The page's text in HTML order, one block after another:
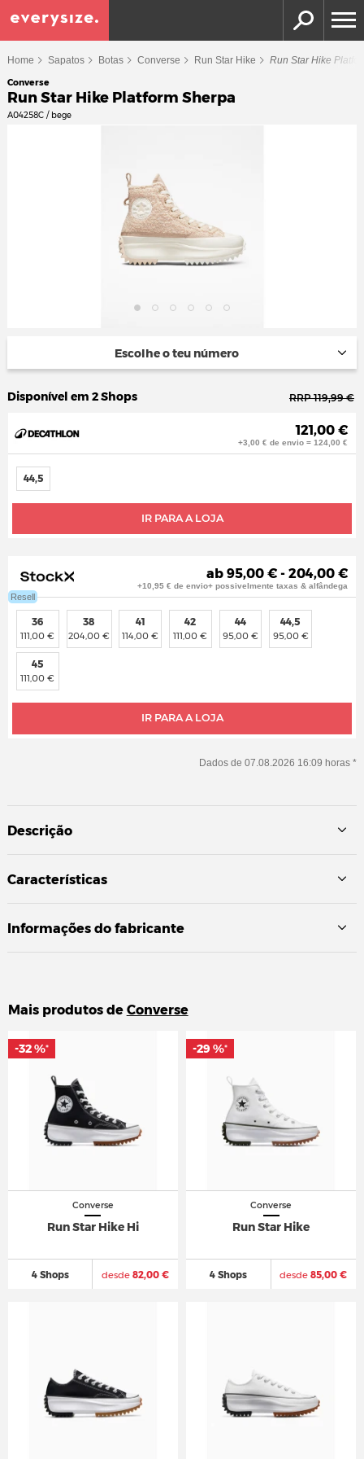
Home Sapatos Botas Converse Run Star Hike Run Star Hike
Converse
Run Star Hike Platform Sherpa
A04258C / bege
Escolhe o teu número
Disponível em 2 Shops RRP 119,99 €
121,00 €
+3,00 € de envio = 124,00 €
IR PARA A LOJA
44,5
Resell
ab 95,00 € - 204,00 €
+10,95 € de envio+ possivelmente taxas & alfândega
IR PARA A LOJA
36
111,00 €
38
204,00 €
41
114,00 €
42
111,00 €
44
95,00 €
44,5
95,00 €
45
111,00 €
Dados de 07.08.2026 16:09 horas *
Descrição
Características
Informações do fabricante
Mais produtos de Converse
Converse
Run Star Hike Hi
4 Shops desde82,00 €
-32 %*
-32 %*
Converse
Run Star Hike
4 Shops desde 85,00 €
-29 %*
-29 %*